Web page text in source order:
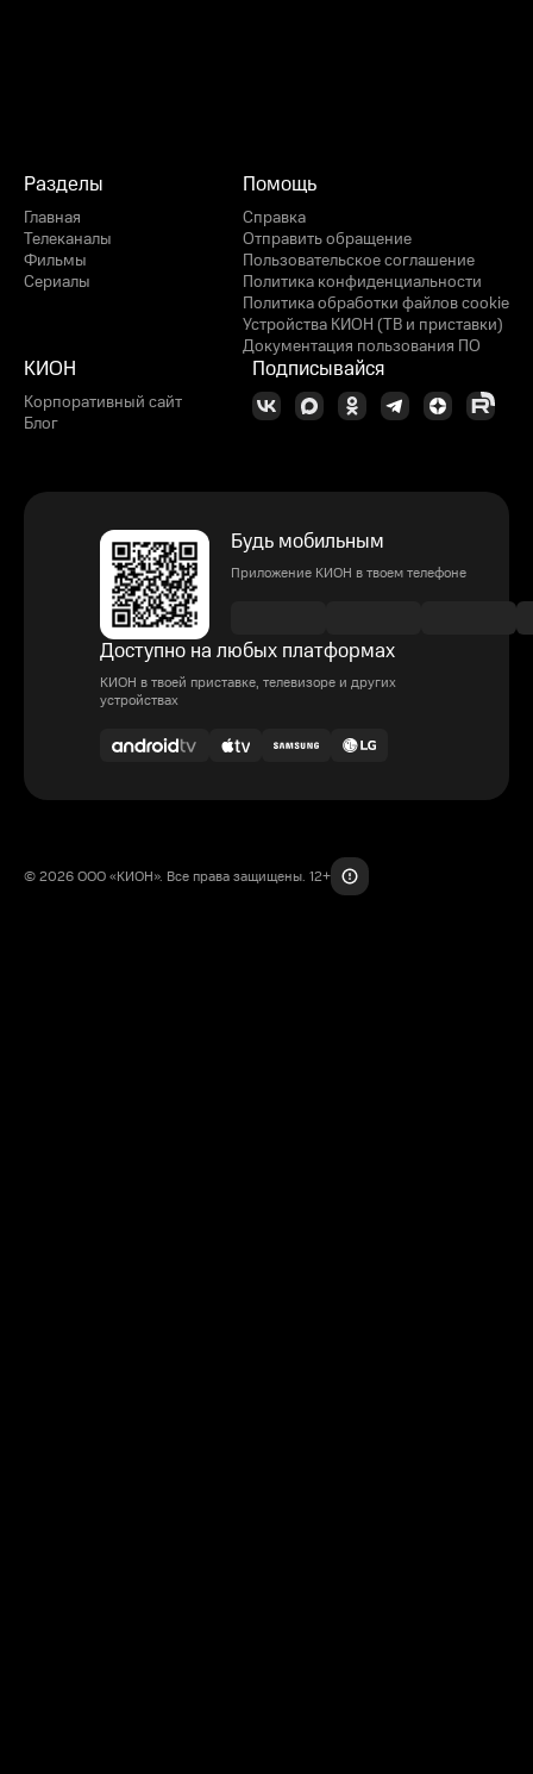
Разделы
Главная
Телеканалы
Фильмы
Сериалы
Помощь
Справка
Отправить обращение
Пользовательское соглашение
Политика конфиденциальности
Политика обработки файлов cookie
Устройства КИОН (ТВ и приставки)
Документация пользования ПО
КИОН
Корпоративный сайт
Блог
Подписывайся
Будь мобильным
Приложение КИОН в твоем телефоне
Доступно на любых платформах
КИОН в твоей приставке, телевизоре и других
устройствах
© 2026 ООО «КИОН». Все права защищены. 12+